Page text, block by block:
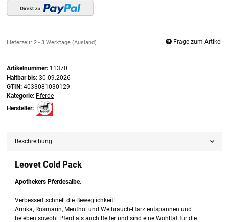
Lieferzeit: 2 - 3 Werktage (Ausland) Frage zum Artikel
Artikelnummer: 11370
Haltbar bis: 30.09.2026
GTIN: 4033081030129
Kategorie: Pferde
Hersteller:
Beschreibung
Leovet Cold Pack
Apothekers Pferdesalbe.
Verbessert schnell die Beweglichkeit!
Arnika, Rosmarin, Menthol und Weihrauch-Harz entspannen und
beleben sowohl Pferd als auch Reiter und sind eine Wohltat für die